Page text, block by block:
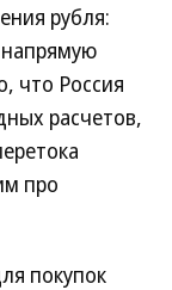
рубля:
что Россия
расчетов,
про
покупок